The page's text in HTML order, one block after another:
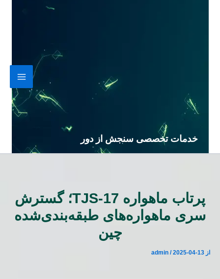
خدمات تخصصی سنجش از دور
پرتاب ماهواره TJS-17؛ گسترش
سری ماهواره‌های طبقه‌بندی‌شده
چین
از admin /2025-04-13